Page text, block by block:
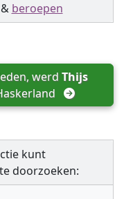
& beroepen
werd Thijs
kunt
doorzoeken: